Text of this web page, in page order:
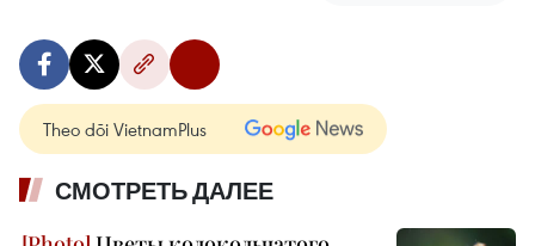
Theo dõi VietnamPlus
СМОТРЕТЬ ДАЛЕЕ